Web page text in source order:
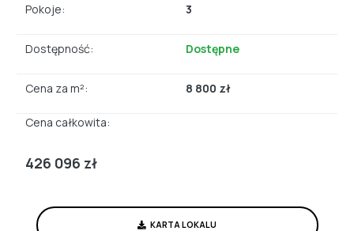
Pokoje: 3
Dostępność: Dostępne
Cena za m²: 8 800 zł
Cena całkowita:
426 096 zł
KARTA LOKALU